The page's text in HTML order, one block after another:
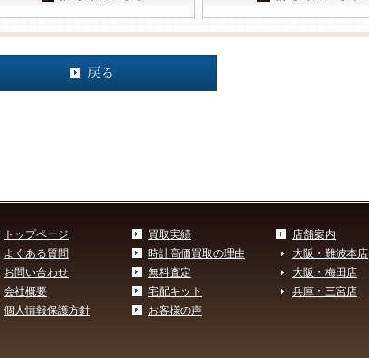
トップページ
よくある質問
お問い合わせ
会社概要
個人情報保護方針
買取実績
時計高価買取の理由
無料査定
宅配キット
お客様の声
店舗案内
大阪・難波本店
大阪・梅田店
兵庫・三宮店